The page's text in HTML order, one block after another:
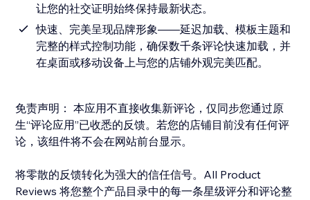
让您的社交证明始终保持最新状态。
快速、完美呈现品牌形象——延迟加载、模板主题和
完整的样式控制功能，确保数千条评论快速加载，并
在桌面或移动设备上与您的店铺外观完美匹配。
免责声明： 本应用不直接收集新评论，仅同步您通过原
生“评论应用”已收悉的反馈。若您的店铺目前没有任何评
论，该组件将不会在网站前台显示。
将零散的反馈转化为强大的信任信号。All Product
Reviews 将您整个产品目录中的每一条星级评分和评论整